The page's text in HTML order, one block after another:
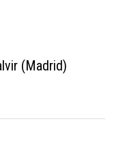
(Madrid)